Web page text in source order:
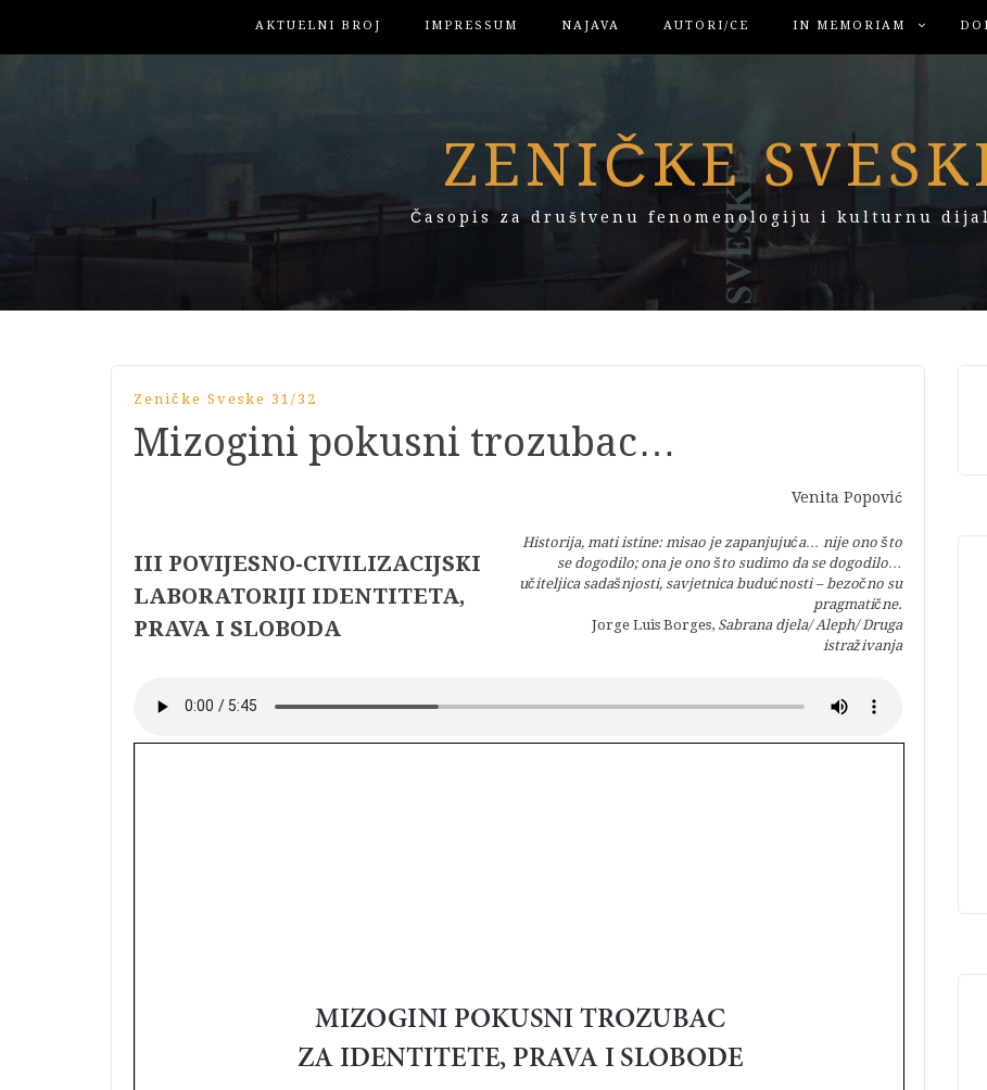
AKTUELNI BROJ IMPRESSUM NAJAVA AUTORI/CE IN MEMORIAM
ZENIČKE
Časopis za društvenu fenomenologiju i kulturnu
Zeničke Sveske 31/32
Mizogini pokusni trozubac…
Venita Popović
III POVIJESNO-CIVILIZACIJSKI
LABORATORIJI IDENTITETA,
PRAVA I SLOBODA
Historija, mati istine: misao je zapanjujuća… nije ono što
se dogodilo; ona je ono što sudimo da se dogodilo…
učiteljica sadašnjosti, savjetnica budućnosti – bezočno su
pragmatične.
Jorge Luis Borges, Sabrana djela/ Aleph/ Druga
istraživanja